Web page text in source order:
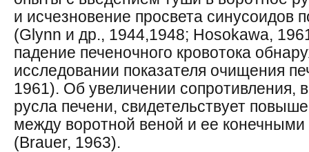
и исчезновение просвета синусоидов
(Glynn и др., 1944,1948; Hosokawa,
падение печеночного кровотока
исследовании показателя очищения
1961). Об увеличении сопротивления,
русла печени, свидетельствует
между воротной веной и ее
(Brauer, 1963).